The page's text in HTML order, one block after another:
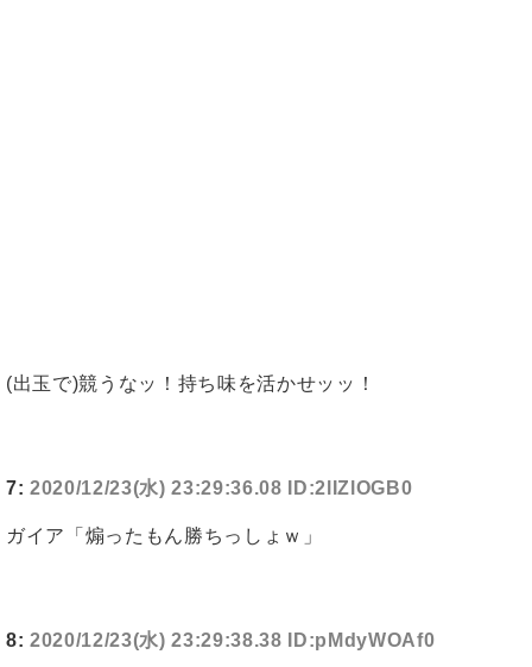
(出玉で)競うなッ！持ち味を活かせッッ！
7: 2020/12/23(水) 23:29:36.08 ID:2lIZlOGB0
ガイア「煽ったもん勝ちっしょｗ」
8: 2020/12/23(水) 23:29:38.38 ID:pMdyWOAf0